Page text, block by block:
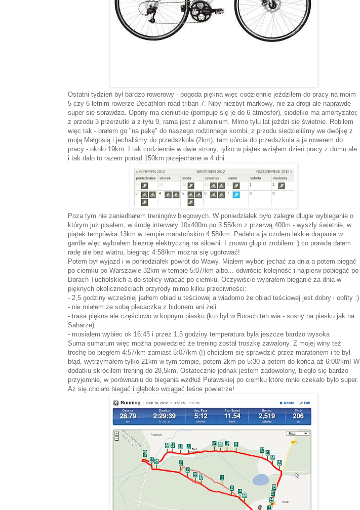
Ostatni tydzień był bardzo rowerowy - pogoda piękna więc codziennie jeździłem do pracy na moim
5 czy 6 letnim rowerze Decathlon road triban 7. Niby niezbyt markowy, nie za drogi ale naprawdę
super się sprawdza. Opony ma cieniutkie (pompuje się je do 6 atmosfer), siodełko ma amortyzator,
z przodu 3 przerzutki a z tyłu 9, rama jest z aluminium. Mimo tylu lat jeździ się świetnie. Robiłem
więc tak - brałem go "na pakę" do naszego rodzinnego kombi, z przodu siedzieliśmy we dwójkę z
moją Małgosią i jechaliśmy do przedszkola (2km), tam córcia do przedszkola a ja rowerem do
pracy - około 19km. I tak codziennie w dwie strony, tylko w piątek wziąłem dzień pracy z domu ale
i tak dało to razem ponad 150km przejechane w 4 dni:
Poza tym nie zaniedbałem treningów biegowych. W poniedziałek było zaległe długie wybieganie o
którym już pisałem, w środę interwały 10x400m po 3:55/km z przerwą 400m - wyszły świetnie, w
piątek tempówka 13km w tempie maratońskim 4:58/km. Padało a ja czułem lekkie drapanie w
gardle więc wybrałem bieżnię elektryczną na siłowni. I znowu głupio zrobiłem :) co prawda dałem
radę ale bez wiatru, biegnąc 4:58/km można się ugotować!
Potem był wyjazd i w poniedziałek powrót do Wawy. Miałem wybór: jechać za dnia a potem biegać
po ciemku po Warszawie 32km w tempie 5:07/km albo... odwrócić kolejność i najpierw pobiegać po
Borach Tucholskich a do stolicy wracać po ciemku. Oczywiście wybrałem bieganie za dnia w
pięknych okolicznościach przyrody mimo kilku przeciwności:
- 2,5 godziny wcześniej jadłem obiad u teściowej a wiadomo że obiad teściowej jest dobry i obfity :)
- nie miałem ze sobą plecaczka z bidonem ani żeli
- trasa piękna ale częściowo w kopnym piasku (kto był w Borach ten wie - sosny na piasku jak na
Saharze)
- musiałem wybiec ok 16:45 i przez 1,5 godziny temperatura była jeszcze bardzo wysoka
Suma sumarum więc można powiedzieć że trening został troszkę zawalony. Z mojej winy też
trochę bo biegłem 4:57/km zamiast 5:07/km (!) chciałem się sprawdzić przez maratonem i to był
błąd, wytrzymałem tylko 21km w tym tempie, potem 2km po 5:30 a potem do końca aż 6:00/km! W
dodatku skróciłem trening do 28,5km. Ostatecznie jednak jestem zadowolony, biegło się bardzo
przyjemnie, w porównaniu do biegania wzdłuż Puławskiej po ciemku które mnie czekało było super.
Aż się chciało biegać i głęboko wciągać leśne powietrze!